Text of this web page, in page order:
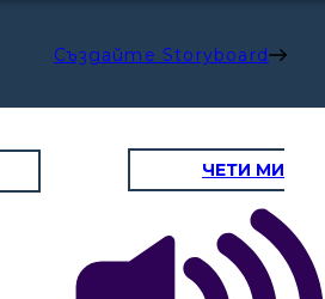
Създайте Storyboard
ЧЕТИ МИ